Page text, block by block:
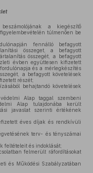
a kiegészítő
túlmenően be
fennálló befagyott
összeget, a befagyott
összegét, a befagyott
évben együttesen kifizetett
és a mérlegkészítés
a befagyott követelések
részét;
behajtandó követelések
Alap taggal szembeni
Alap tulajdonába került
javaslat szerinti értékének
éves díjak és rendkívüli
terv- és tényszámai
feltételeit és indoklását;
felmerült ráfordításokat
és Működési Szabályzatában